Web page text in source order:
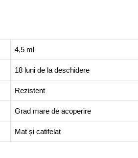
4,5 ml
18 luni de la deschidere
Rezistent
Grad mare de acoperire
Mat și catifelat